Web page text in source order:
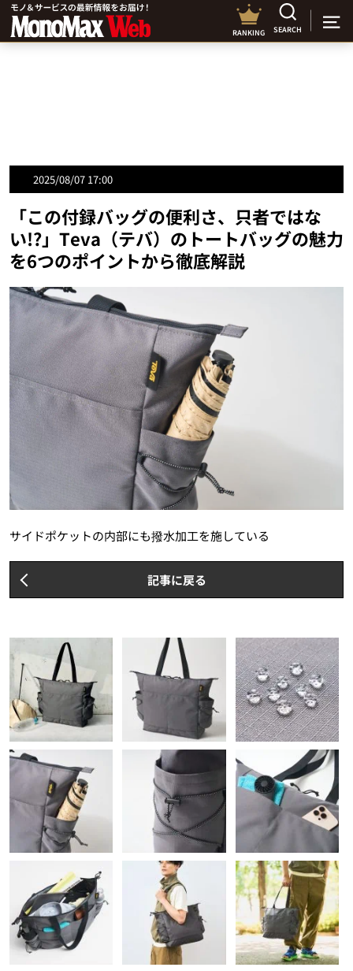
RANKING SEARCH
2025/08/07 17:00
「この付録バッグの便利さ、只者ではな
い!?」Teva（テバ）のトートバッグの魅力
を6つのポイントから徹底解説
サイドポケットの内部にも撥水加工を施している
記事に戻る